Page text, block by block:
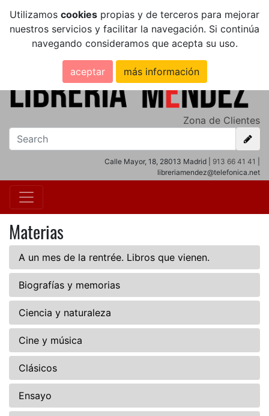
Utilizamos cookies propias y de terceros para mejorar
nuestros servicios y facilitar la navegación. Si continúa
navegando consideramos que acepta su uso.
aceptar más información
Zona de Clientes
Calle Mayor, 18, 28013 Madrid | 913 66 41 41
libreriamendez@telefonica.net
Materias
A un mes de la rentrée. Libros que vienen.
Biografías y memorias
Ciencia y naturaleza
Cine y música
Clásicos
Ensayo